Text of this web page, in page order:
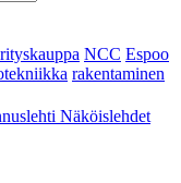
NCC Espoo
rakentaminen
Näköislehdet